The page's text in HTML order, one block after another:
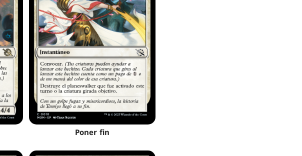
Poner fin